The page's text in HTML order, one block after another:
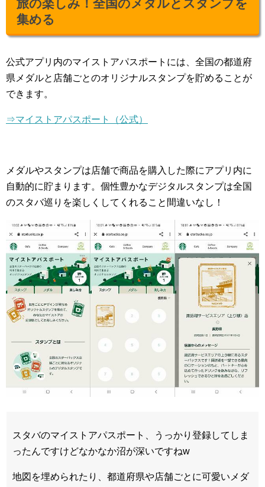
旅の楽しみ！全国のメダルとスタンプを
集める
公式アプリ内のマイストアパスポートには、全国の都道府
県メダルと店舗ごとのオリジナルスタンプを貯めることが
できます。
⇒マイストアパスポート（公式）
メダルやスタンプは店舗で商品を購入した際にアプリ内に
自動的に貯まります。個性豊かなデジタルスタンプは全国
のスタバ巡りを楽しくしてくれること間違いなし！
スタバのマイストアパスポート、うっかり登録してしま
ったんですけどなかなか沼が深いですねw
地図を埋められたり、都道府県や店舗ごとに可愛いメダ